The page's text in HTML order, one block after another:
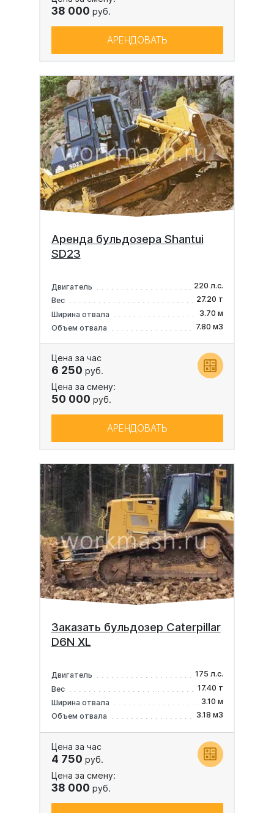
38 000 руб.
АРЕНДОВАТЬ
Аренда бульдозера Shantui
SD23
Двигатель
220 л.с.
Вес
27.20 т
Ширина отвала
3.70 м
Объем отвала
7.80 м3
Цена за час
6 250 руб.
Цена за смену:
50 000 руб.
АРЕНДОВАТЬ
Заказать бульдозер Caterpillar
D6N XL
Двигатель
175 л.с.
Вес
17.40 т
Ширина отвала
3.10 м
Объем отвала
3.18 м3
Цена за час
4 750 руб.
Цена за смену:
38 000 руб.